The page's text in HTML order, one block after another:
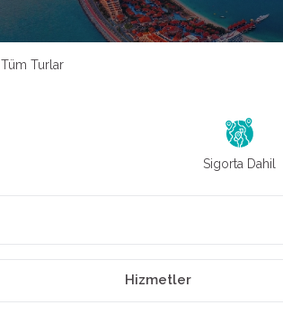
Tüm Turlar
Sigorta Dahil
Hizmetler